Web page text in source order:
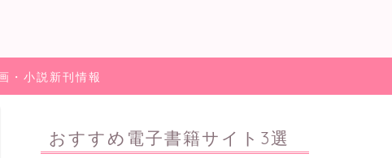
・小説新刊情報
おすすめ電子書籍サイト3選